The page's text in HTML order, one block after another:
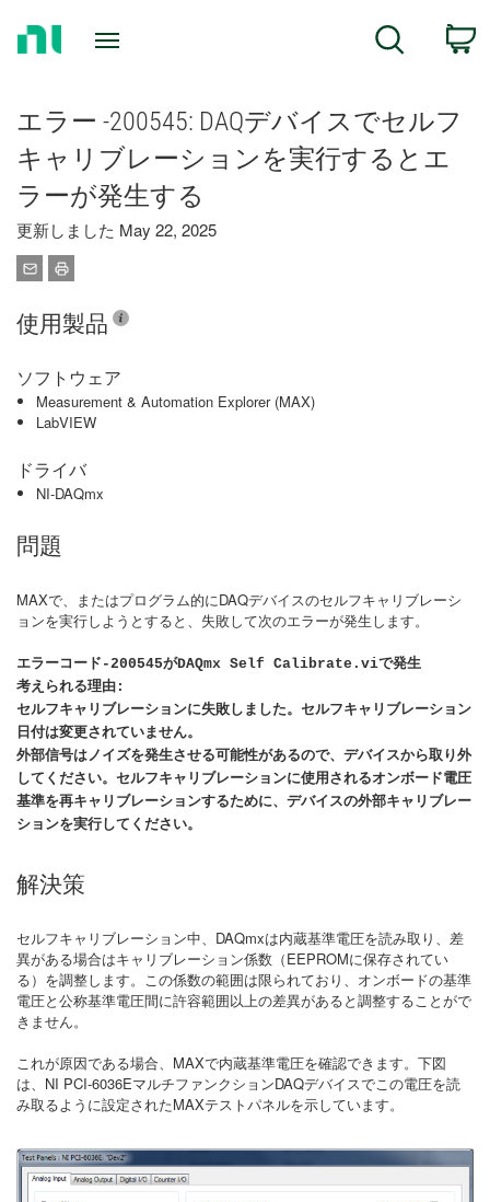
Search
エラー -200545: DAQデバイスでセルフ
キャリブレーションを実行するとエ
ラーが発生する
更新しました May 22, 2025
使用製品
ソフトウェア
Measurement & Automation Explorer (MAX)
LabVIEW
ドライバ
NI-DAQmx
問題
MAXで、またはプログラム的にDAQデバイスのセルフキャリブレーシ
ョンを実行しようとすると、失敗して次のエラーが発生します。
エラーコード-200545がDAQmx Self Calibrate.viで発生
考えられる理由:
セルフキャリブレーションに失敗しました。セルフキャリブレーション
日付は変更されていません。
外部信号はノイズを発生させる可能性があるので、デバイスから取り外
してください。セルフキャリブレーションに使用されるオンボード電圧
基準を再キャリブレーションするために、デバイスの外部キャリブレー
ションを実行してください。
解決策
セルフキャリブレーション中、DAQmxは内蔵基準電圧を読み取り、差
異がある場合はキャリブレーション係数（EEPROMに保存されてい
る）を調整します。この係数の範囲は限られており、オンボードの基準
電圧と公称基準電圧間に許容範囲以上の差異があると調整することがで
きません。
これが原因である場合、MAXで内蔵基準電圧を確認できます。下図
は、NI PCI-6036EマルチファンクションDAQデバイスでこの電圧を読
み取るように設定されたMAXテストパネルを示しています。